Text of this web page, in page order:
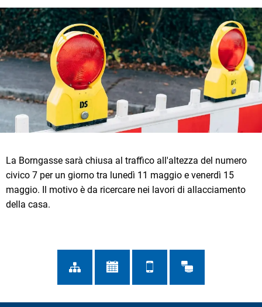
La Borngasse sarà chiusa al traffico all'altezza del numero
civico 7 per un giorno tra lunedì 11 maggio e venerdì 15
maggio. Il motivo è da ricercare nei lavori di allacciamento
della casa.